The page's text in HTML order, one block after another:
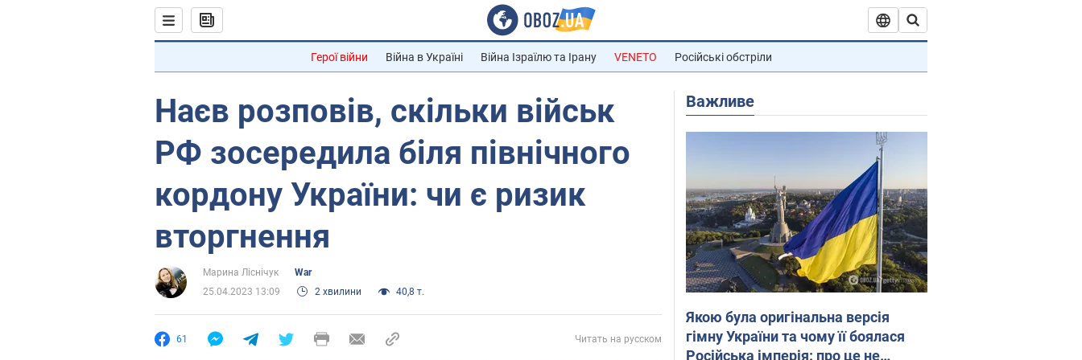
Герої війни Війна в Україні Війна Ізраїлю та Ірану VENETO Російські обстріли
Наєв розповів, скільки військ
РФ зосередила біля північного
кордону України: чи є ризик
вторгнення
Марина Ліснічук
War
25.04.2023 13:09
2 хвилини 40,8 т.
61 Читать на русском
Важливе
Якою була оригінальна версія
гімну України та чому її боялася
Російська імперія: про це не